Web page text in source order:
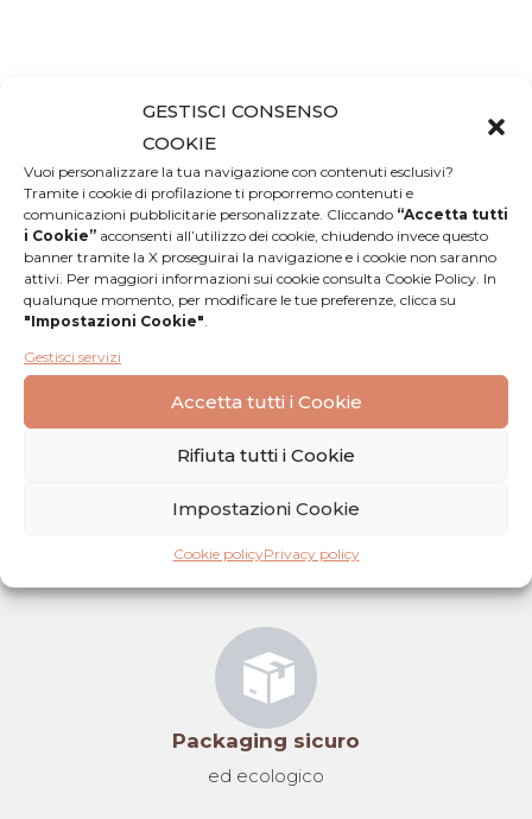
GESTISCI CONSENSO
COOKIE
Vuoi personalizzare la tua navigazione con contenuti esclusivi?
Tramite i cookie di profilazione ti proporremo contenuti e
comunicazioni pubblicitarie personalizzate. Cliccando “Accetta tutti
i Cookie” acconsenti all’utilizzo dei cookie, chiudendo invece questo
banner tramite la X proseguirai la navigazione e i cookie non saranno
attivi. Per maggiori informazioni sui cookie consulta Cookie Policy. In
qualunque momento, per modificare le tue preferenze, clicca su
"Impostazioni Cookie".
Gestisci servizi
Accetta tutti i Cookie
Rifiuta tutti i Cookie
Impostazioni Cookie
Cookie policyPrivacy policy
Iscriviti alla newsletter
Packaging sicuro
ed ecologico